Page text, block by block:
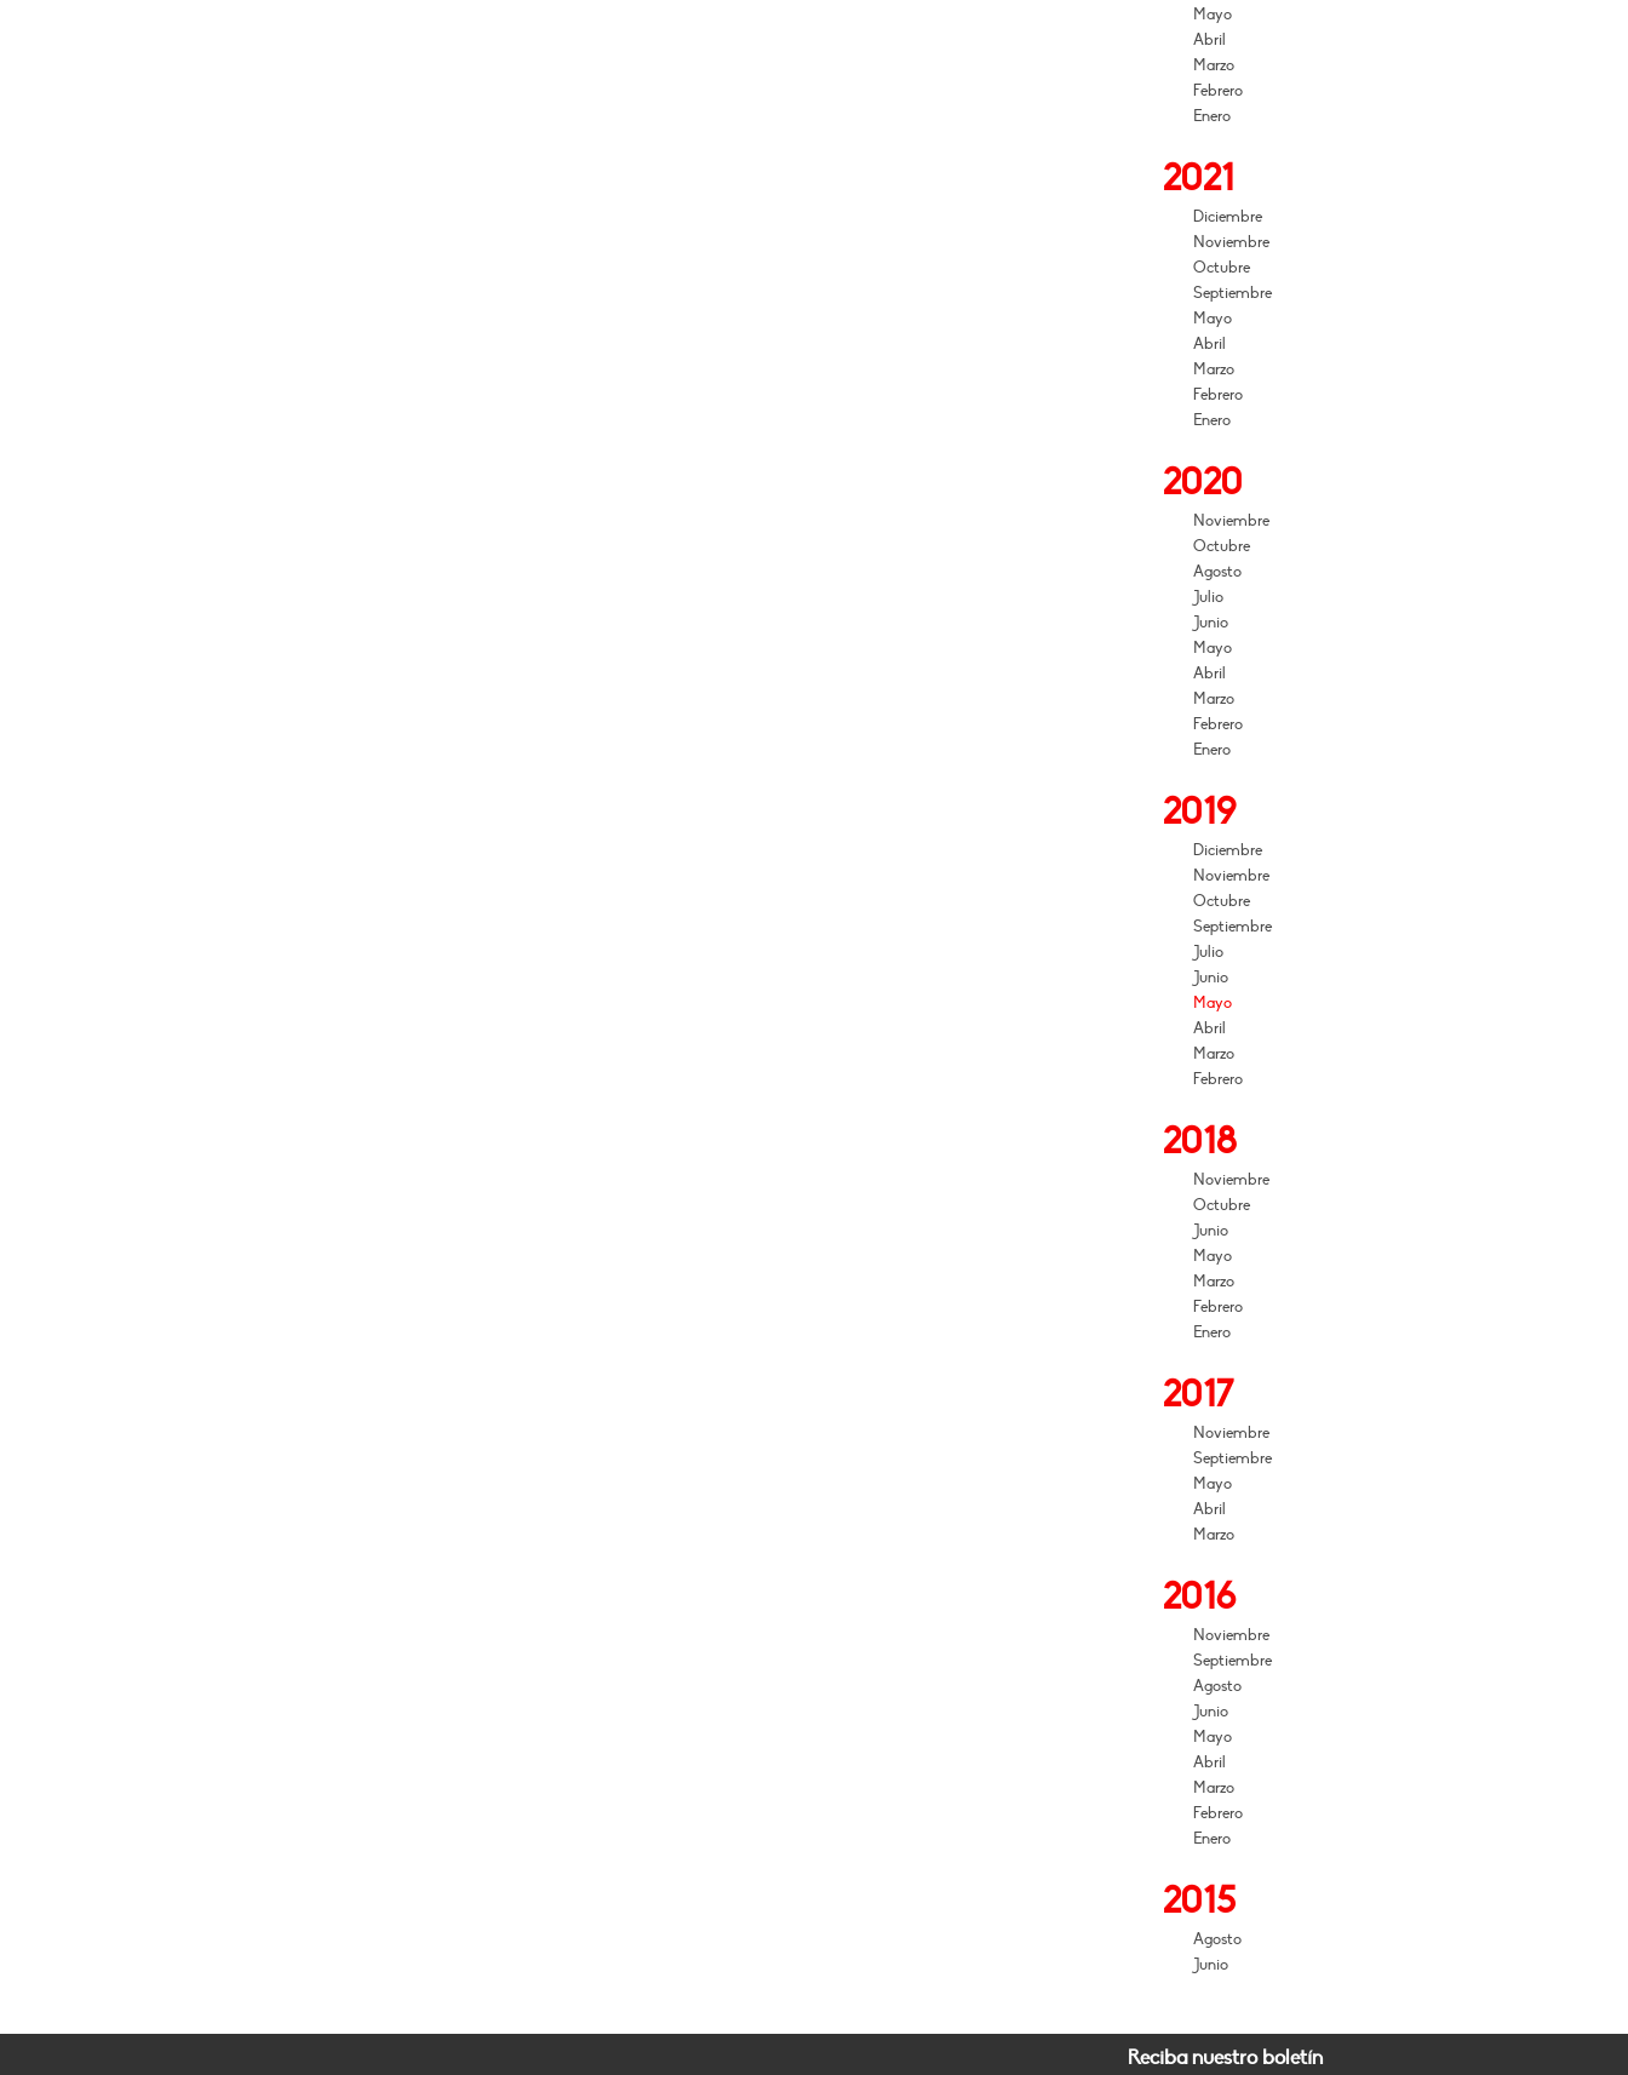
Mayo
Abril
Marzo
Febrero
Enero
2021
Diciembre
Noviembre
Octubre
Septiembre
Mayo
Abril
Marzo
Febrero
Enero
2020
Noviembre
Octubre
Agosto
Julio
Junio
Mayo
Abril
Marzo
Febrero
Enero
2019
Diciembre
Noviembre
Octubre
Septiembre
Julio
Junio
Mayo
Abril
Marzo
Febrero
2018
Noviembre
Octubre
Junio
Mayo
Marzo
Febrero
Enero
2017
Noviembre
Septiembre
Mayo
Abril
Marzo
2016
Noviembre
Septiembre
Agosto
Junio
Mayo
Abril
Marzo
Febrero
Enero
2015
Agosto
Junio
Reciba nuestro boletín